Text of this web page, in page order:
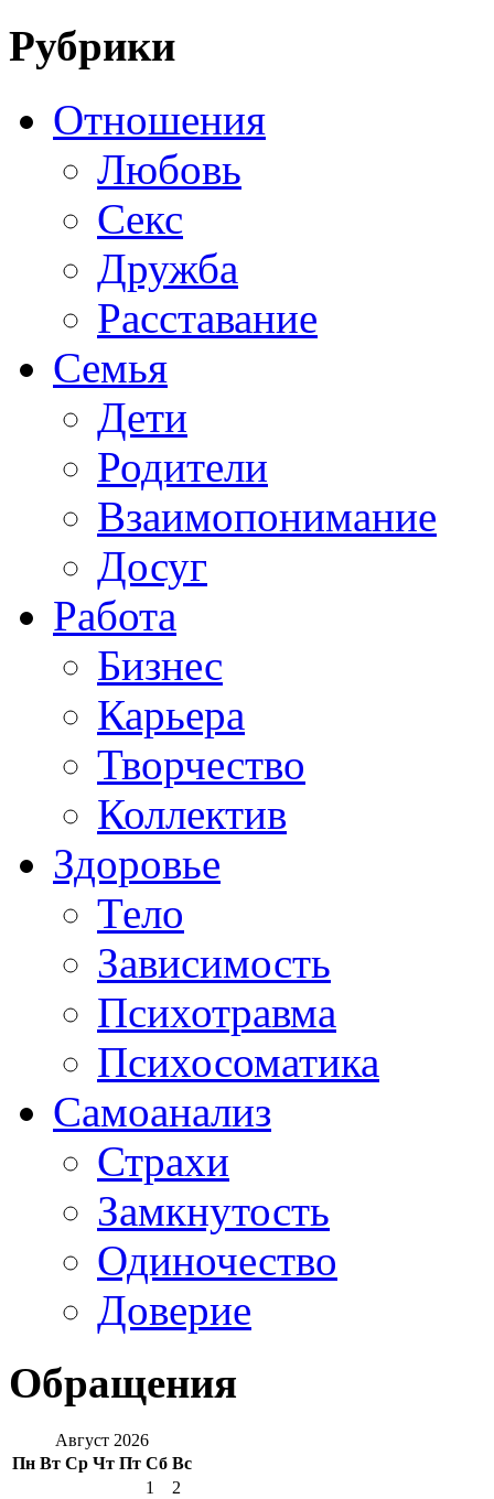
Рубрики
Отношения
Любовь
Секс
Дружба
Расставание
Семья
Дети
Родители
Взаимопонимание
Досуг
Работа
Бизнес
Карьера
Творчество
Коллектив
Здоровье
Тело
Зависимость
Психотравма
Психосоматика
Самоанализ
Страхи
Замкнутость
Одиночество
Доверие
Обращения
Август 2026
Пн Вт Ср Чт Пт Сб Вс
1
2